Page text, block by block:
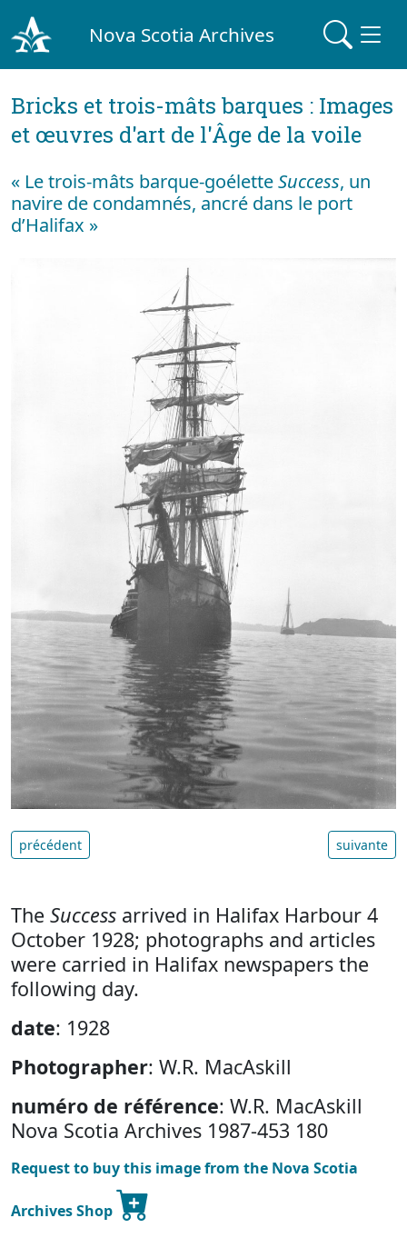
Nova Scotia Archives
Bricks et trois-mâts barques : Images
et œuvres d'art de l'Âge de la voile
« Le trois-mâts barque-goéletteSuccess, un
navire de condamnés, ancré dans le port
d’Halifax »
précédent suivante
The Success arrived in Halifax Harbour 4
October 1928; photographs and articles
were carried in Halifax newspapers the
following day.
date: 1928
Photographer: W.R. MacAskill
numéro de référence: W.R. MacAskill
Nova Scotia Archives 1987-453 180
Request to buy this image from the Nova Scotia
Archives Shop